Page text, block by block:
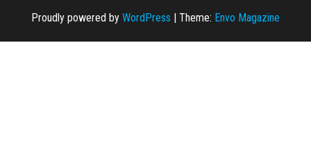
Proudly powered by WordPress Theme: Envo Magazine